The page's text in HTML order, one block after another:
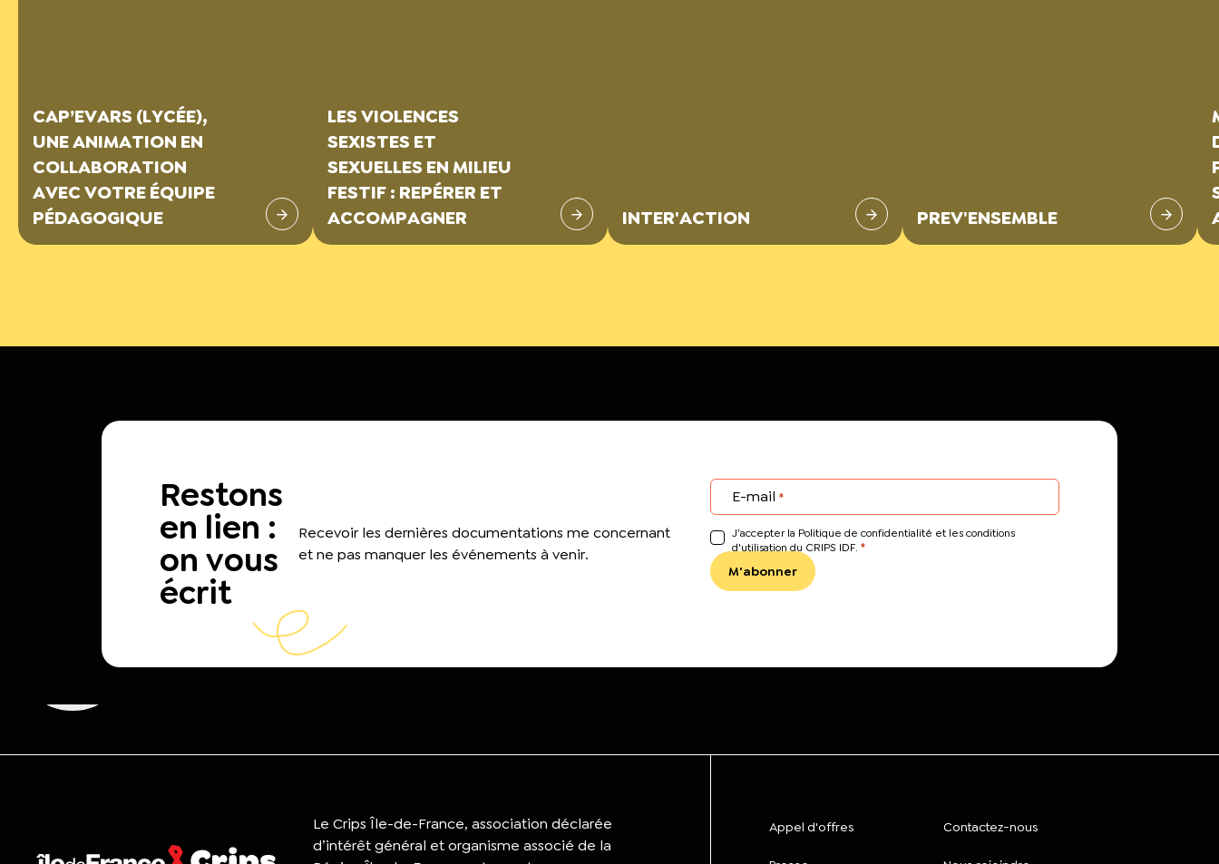
CAP’EVARS (LYCÉE),
UNE ANIMATION EN
COLLABORATION
AVEC VOTRE ÉQUIPE
PÉDAGOGIQUE
LES VIOLENCES
SEXISTES ET
SEXUELLES EN MILIEU
FESTIF : REPÉRER ET
ACCOMPAGNER
INTER'ACTION PREV'ENSEMBLE
Restons
en lien :
on vous
écrit
Recevoir les dernières documentations me concernant
et ne pas manquer les événements à venir.
E-mail *
J’accepter la Politique de confidentialité et les conditions
d'utilisation du CRIPS IDF. *
Le Crips Île-de-France, association déclarée
d’intérêt général et organisme associé de la
Appel d'offres Contactez-nous